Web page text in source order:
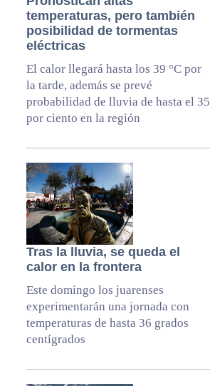
temperaturas, pero también
posibilidad de tormentas
eléctricas
El calor llegará hasta los 39 °C por
la tarde, además se prevé
probabilidad de lluvia de hasta el 35
por ciento en la región
Tras la lluvia, se queda el
calor en la frontera
Este domingo los juarenses
experimentarán una jornada con
temperaturas de hasta 36 grados
centígrados